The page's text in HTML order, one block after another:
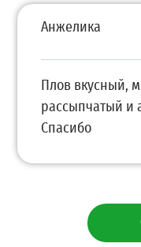
Анжелика
Плов вкусный,
рассыпчатый и
Спасибо